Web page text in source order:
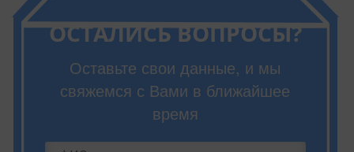
ОСТАЛИСЬ ВОПРОСЫ?
Оставьте свои данные, и мы
свяжемся с Вами в ближайшее
время